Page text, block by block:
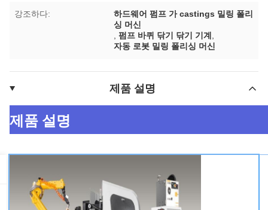
강조하다:
하드웨어 펌프 가 castings 밀링 폴리
싱 머신
,펌프 바퀴 닦기 닦기 기계
자동 로봇 밀링 폴리싱 머신
제품 설명
제품 설명